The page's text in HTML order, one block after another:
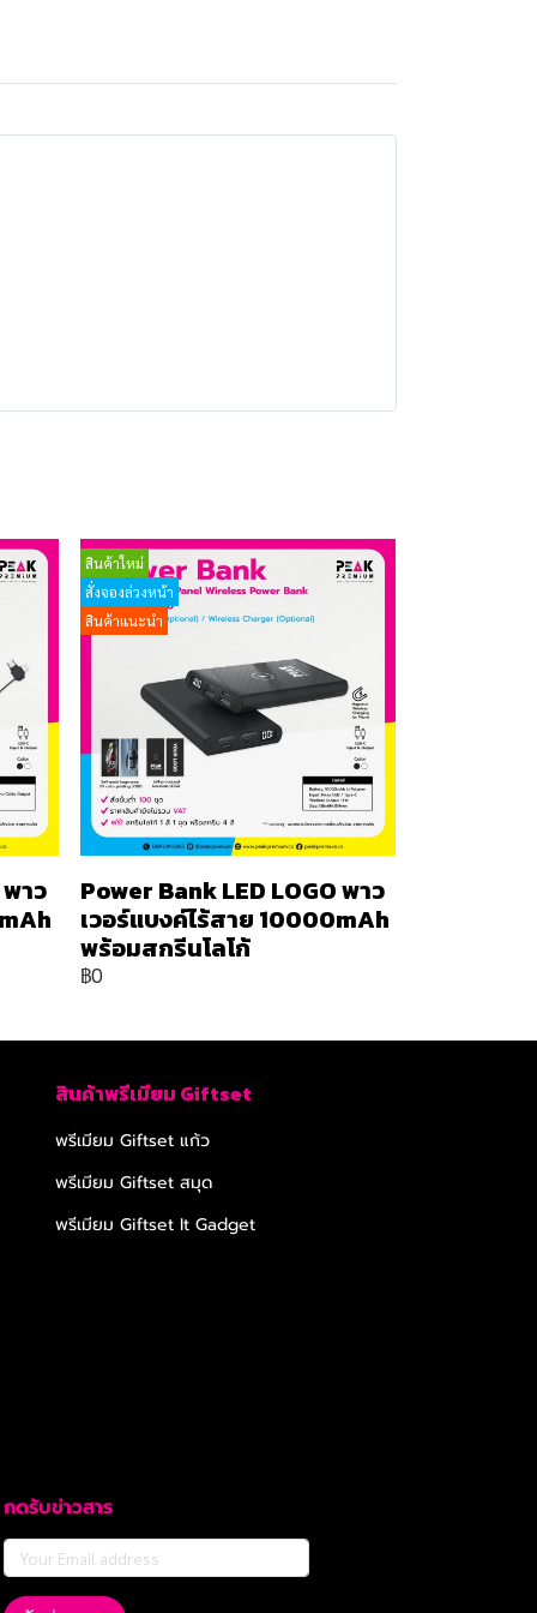
พาว
สินค้าใหม่
สั่งจองล่วงหน้า
สินค้าแนะนำ
Power Bank LED LOGO พาว
เวอร์แบงค์ไร้สาย 10000mAh
พร้อมสกรีนโลโก้
฿0
สินค้าพรีเมียม Giftset
พรีเมียม Giftset แก้ว
พรีเมียม Giftset สมุด
พรีเมียม Giftset It Gadget
กดรับข่าวสาร